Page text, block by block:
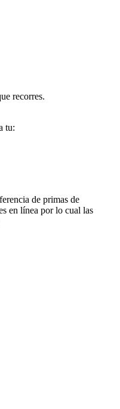
recorres.
tu:
de primas de
en línea por lo cual las